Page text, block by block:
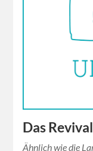
Das
Ähnlich wie die